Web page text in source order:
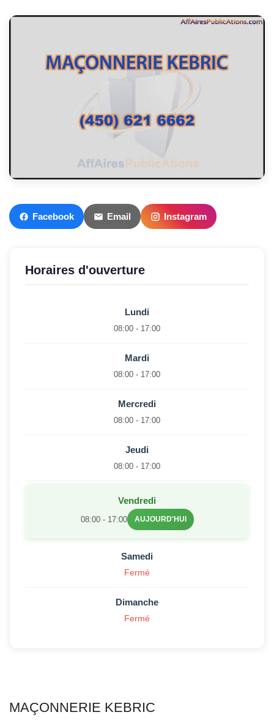
Facebook Email Instagram
Horaires d'ouverture
Lundi
08:00 - 17:00
Mardi
08:00 - 17:00
Mercredi
08:00 - 17:00
Jeudi
08:00 - 17:00
Vendredi
08:00 - 17:00 AUJOURD'HUI
Samedi
Fermé
Dimanche
Fermé